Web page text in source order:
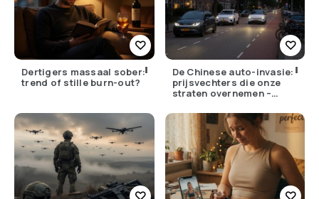
Dertigers massaal sober:
trend of stille burn-out?
De Chinese auto-invasie:
prijsvechters die onze
straten overnemen –
écht?